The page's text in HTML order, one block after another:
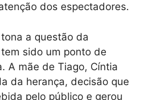
dos espectadores.
a questão da
sido um ponto de
A mãe de Tiago, Cíntia
da herança, decisão que
pelo público e gerou